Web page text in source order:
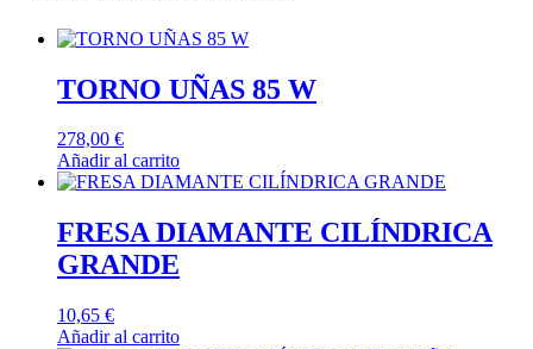
TORNO UÑAS 85 W
278,00 €
Añadir al carrito
FRESA DIAMANTE CILÍNDRICA
GRANDE
10,65 €
Añadir al carrito